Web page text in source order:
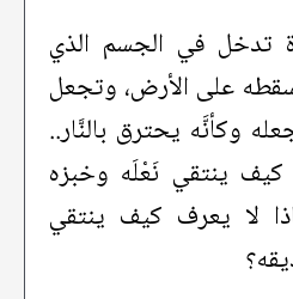
تدخل في الجسم الذي
على الأرض، وتجعل
وكأنَّه يحترق بالنَّار..
ينتقي نَعْلَه وخبزه
لا يعرف كيف ينتقي